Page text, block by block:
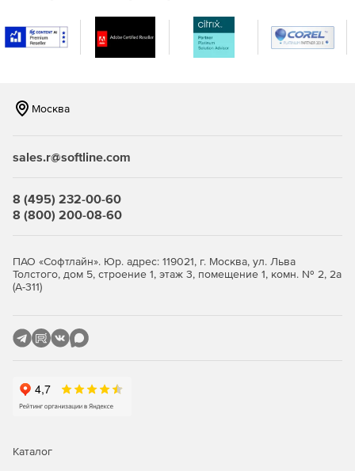
разными операционными системами. Поддержка
мониторинга серверов Windows, Linux, Solaris, HP UX и
IBM AIX.
SQL.
Мониторинг серверов на предмет нагрузки на
центральный процессор, память и жесткий диск,
сервисов, служб Windows, процессов,
файлов и папок.
Использование разнообразных инструментов
подключение к серверам и браузеру.
автоматизации бизнес-процессов.
Москва
sales.r@softline.com
8 (495) 232-00-60
8 (800) 200-08-60
ПАО «Софтлайн». Юр. адрес: 119021, г. Москва, ул. Льва
Толстого, дом 5, строение 1, этаж 3, помещение 1, комн. № 2, 2а
(А-311)
Каталог